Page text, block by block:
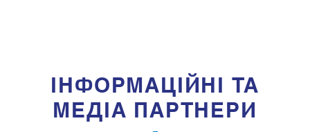
IНФОРМАЦIЙНI ТА
МЕДIА ПАРТНЕРИ